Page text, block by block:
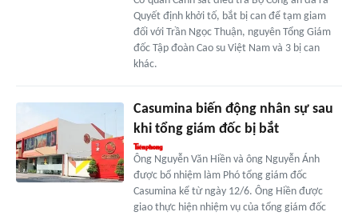
Quyết định khởi tố, bắt bị can để tạm giam
đối với Trần Ngọc Thuận, nguyên Tổng Giám
đốc Tập đoàn Cao su Việt Nam và 3 bị can
khác.
Casumina biến động nhân sự sau
khi tổng giám đốc bị bắt
Ông Nguyễn Văn Hiền và ông Nguyễn Ánh
được bổ nhiệm làm Phó tổng giám đốc
Casumina kể từ ngày 12/6. Ông Hiền được
giao thực hiện nhiệm vụ của tổng giám đốc